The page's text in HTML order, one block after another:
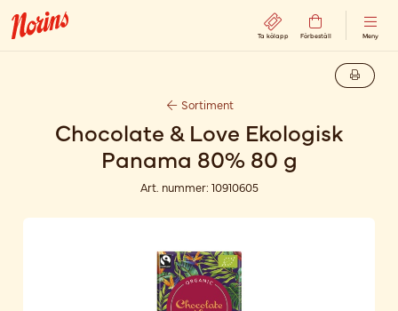
Ta kölapp Förbeställ Meny
Sortiment
Chocolate & Love Ekologisk
Panama 80% 80 g
Art. nummer: 10910605